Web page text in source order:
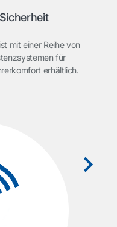
mit einer Reihe von
für
erhältlich.